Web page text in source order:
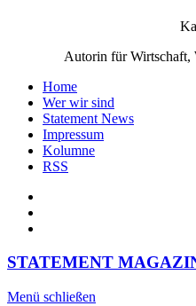
Autorin für Wirtschaft,
Home
Wer wir sind
Statement News
Impressum
Kolumne
RSS
STATEMENT
Menü schließen